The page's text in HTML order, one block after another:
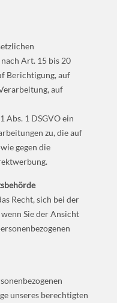
Art. 15 bis 20
Berichtigung, auf
auf
Abs. 1 DSGVO ein
zu, die auf
gegen die
Recht, sich bei der
Sie der Ansicht
unseres berechtigten